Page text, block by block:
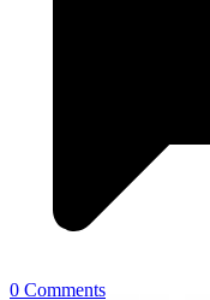
0 Comments